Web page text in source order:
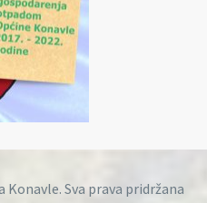
Sva prava pridržana